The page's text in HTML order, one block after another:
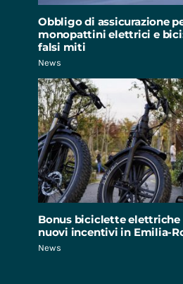
Obbligo di assicurazione
monopattini elettrici e
falsi miti
News
Bonus biciclette elettriche
nuovi incentivi in Emilia-
News